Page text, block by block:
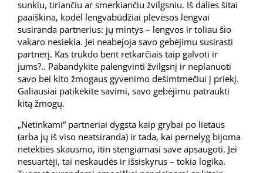
sunkiu, tiriančiu ar smerkiančiu žvilgsniu. Iš dalies šitai
paaiškina, kodėl lengvabūdžiai plevėsos lengvai
susiranda partnerius: jų mintys – lengvos ir toliau šio
vakaro nesiekia. Jei neabejoja savo gebėjimu susirasti
partnerį. Kas trukdo bent retkarčiais taip galvoti ir
jums?.. Pabandykite palengvinti žvilgsnį ir neplanuoti
savo bei kito žmogaus gyvenimo dešimtmečiui į priekį.
Galiausiai patikėkite savimi, savo gebėjimu patraukti
kitą žmogų.
„Netinkami“ partneriai dygsta kaip grybai po lietaus
(arba jų iš viso neatsiranda) ir tada, kai pernelyg bijoma
netekties skausmo, itin stengiamasi save apsaugoti. Jei
nesuartėji, tai neskaudės ir išsiskyrus – tokia logika.